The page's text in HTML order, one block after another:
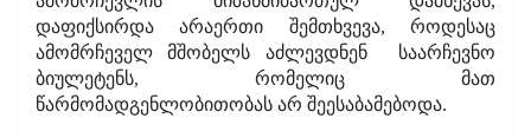
დაფიქსირდა არაერთი შემთხვევა, როდესაც
ამომრჩეველ მშობელს აძლევდნენ
საარჩევნო
ბიულეტენს, რომელიც მათ
წარმომადგენლობითობას არ შეესაბამებოდა.